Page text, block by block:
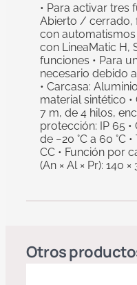
• Para activar tres
Abierto / cerrado,
con
con LineaMatic H,
funciones • Para
necesario debido
• Carcasa:
material sintético
7 m, de 4 hilos,
protección: IP 65
de −20 °C a 60 °C
CC • Función por
(An × Al × Pr): 140
Otros